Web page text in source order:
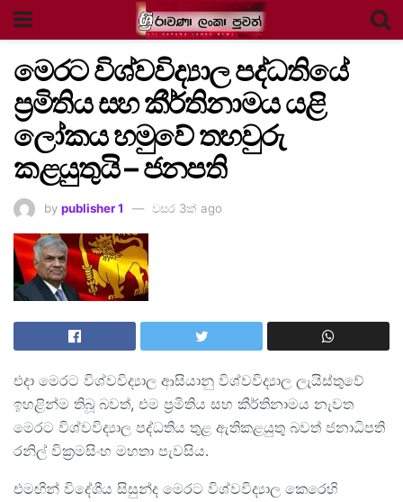
මෙරට විශ්වවිද්‍යාල පද්ධතියේ
ප්‍රමිතිය සහ කීර්තිනාමය යළි
ලෝකය හමුවේ තහවුරු
කළයුතුයි – ජනපති
by publisher 1 වසර 3ක් ago
එදා මෙරට විශ්වවිද්‍යාල ආසියානු විශ්වවිද්‍යාල ලැයිස්තුවේ
ඉහළින්ම තිබූ බවත්, එම ප්‍රමිතිය සහ කීර්තිනාමය නැවත
මෙරට විශ්වවිද්‍යාල පද්ධතිය තුළ ඇතිකළයුතු බවත් ජනාධිපති
රනිල් වික්‍රමසිංහ මහතා පැවසිය.
එමඟින් විදේශීය සිසුන්ද මෙරට විශ්වවිද්‍යාල කෙරෙහි